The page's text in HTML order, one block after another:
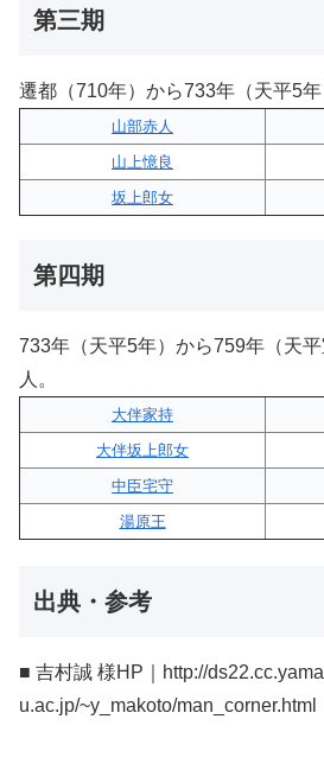
第三期
遷都（710年）から733年（天平5年
山部赤人
山上憶良
坂上郎女
第四期
733年（天平5年）から759年（天
人。
大伴家持
大伴坂上郎女
中臣宅守
湯原王
出典・参考
■ 吉村誠 様HP｜http://
u.ac.jp/~y_makoto/man_corner.html